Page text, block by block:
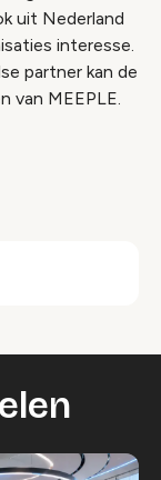
uit Nederland
interesse.
partner kan de
van MEEPLE.